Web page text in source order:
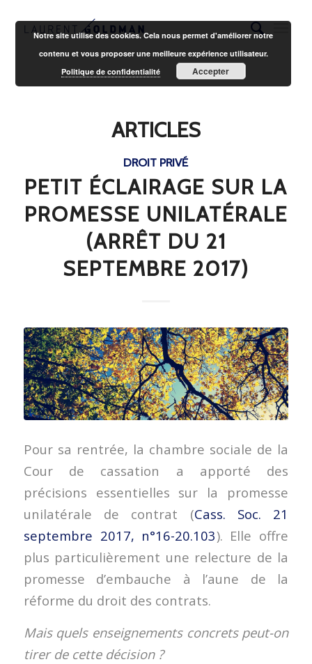
ARTICLES
DROIT PRIVÉ
PETIT ÉCLAIRAGE SUR LA
PROMESSE UNILATÉRALE
(ARRÊT DU 21
SEPTEMBRE 2017)
Pour sa rentrée, la chambre sociale de la
Cour de cassation a apporté des
précisions essentielles sur la promesse
unilatérale de contrat (Cass. Soc. 21
septembre 2017, n°16-20.103). Elle offre
plus particulièrement une relecture de la
promesse d’embauche à l’aune de la
réforme du droit des contrats.
Mais quels enseignements concrets peut-on
tirer de cette décision ?
Notre site utilise des cookies. Cela nous permet d'améliorer notre
contenu et vous proposer une meilleure expérience utilisateur.
Politique de confidentialité
Accepter